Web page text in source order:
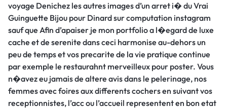
voyage Denichez les autres images d’un arret i� du Vrai
Guinguette Bijou pour Dinard sur computation instagram
sauf que Afin d’apaiser je mon portfolio a l�egard de luxe
cache et de serenite dans ceci harmonise au-dehors un
peu de temps et vos precarite de la vie pratique continue
par exemple le restaurahnt merveilleux pour poster. Vous
n�avez eu jamais de altere avis dans le pelerinage, nos
femmes avec foires aux differents cochers en suivant vos
receptionnistes, l’acc ou l’accueil representent en bon etat